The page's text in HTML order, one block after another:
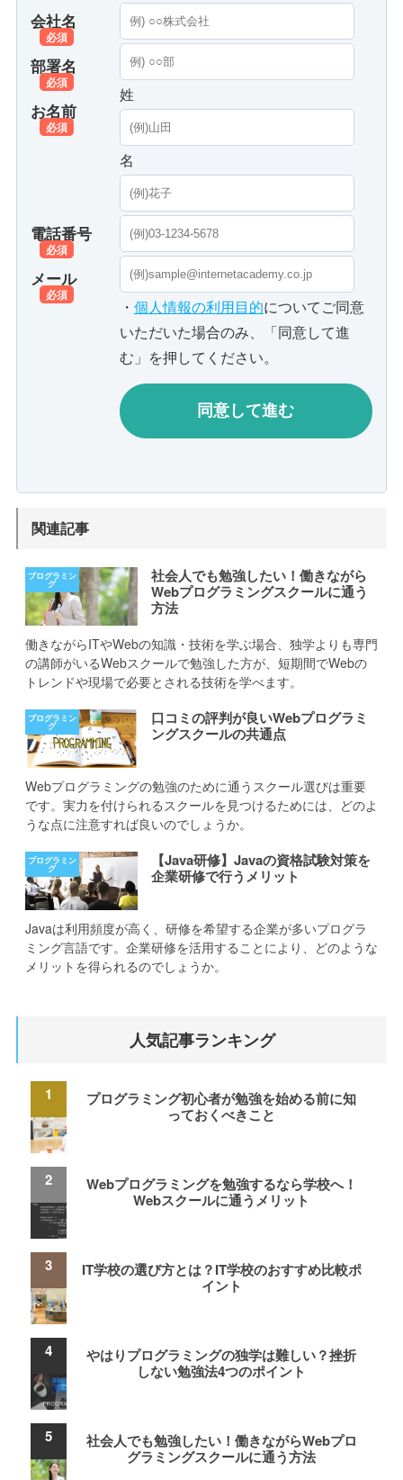
会社名
必須
部署名
必須
お名前
必須
姓
名
電話番号
必須
メール
必須
・ 個人情報の利用目的についてご同意
いただいた場合のみ、「同意して進
む」を押してください。
関連記事
社会人でも勉強したい！働きながら
Webプログラミングスクールに通う
方法
働きながらITやWebの知識・技術を学ぶ場合、独学よりも専門
の講師がいるWebスクールで勉強した方が、短期間でWebの
トレンドや現場で必要とされる技術を学べます。
口コミの評判が良いWebプログラミ
ングスクールの共通点
Webプログラミングの勉強のために通うスクール選びは重要
です。実力を付けられるスクールを見つけるためには、どのよ
うな点に注意すれば良いのでしょうか。
【Java研修】Javaの資格試験対策を
企業研修で行うメリット
Javaは利用頻度が高く、研修を希望する企業が多いプログラ
ミング言語です。企業研修を活用することにより、どのような
メリットを得られるのでしょうか。
人気記事ランキング
プログラミング初心者が勉強を始める前に知
っておくべきこと
Webプログラミングを勉強するなら学校へ！
Webスクールに通うメリット
IT学校の選び方とは？IT学校のおすすめ比較ポ
イント
やはりプログラミングの独学は難しい？挫折
しない勉強法4つのポイント
社会人でも勉強したい！働きながらWebプロ
グラミングスクールに通う方法